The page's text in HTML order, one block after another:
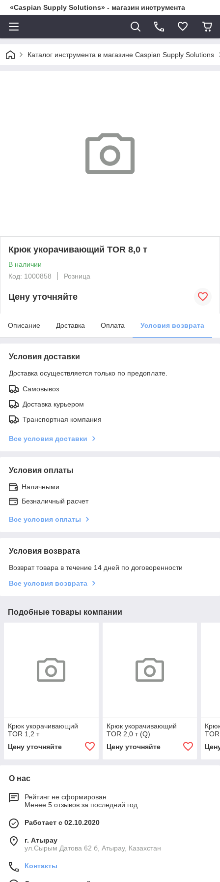
«Caspian Supply Solutions» - магазин инструмента
Каталог инструмента в магазине Caspian Supply Solutions
Крюк укорачивающий TOR 8,0 т
В наличии
Код: 1000858
Розница
Цену уточняйте
Описание Доставка Оплата Условия возврата
Условия доставки
Доставка осуществляется только по предоплате.
Самовывоз
Доставка курьером
Транспортная компания
Все условия доставки
Условия оплаты
Наличными
Безналичный расчет
Все условия оплаты
Условия возврата
Возврат товара в течение 14 дней по договоренности
Все условия возврата
Подобные товары компании
Крюк укорачивающий
TOR 1,2 т
Цену уточняйте
Крюк укорачивающий
TOR 2,0 т (Q)
Цену уточняйте
О нас
Рейтинг не сформирован
Менее 5 отзывов за последний год
Работает с 02.10.2020
г. Атырау
ул.Сырым Датова 62 б, Атырау, Казахстан
Контакты